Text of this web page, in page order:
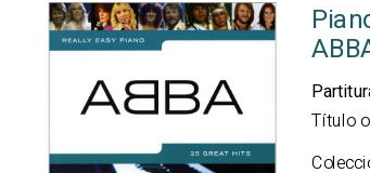
Título